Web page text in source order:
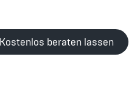
Kostenlos beraten lassen